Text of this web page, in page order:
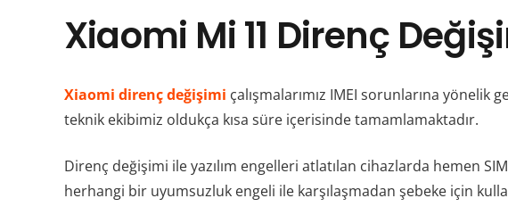
Xiaomi Mi 11 Direnç
Xiaomi direnç değişimi çalışmalarımız IMEI sorunlarına
teknik ekibimiz oldukça kısa süre içerisinde tamamlamaktadır.
Direnç değişimi ile yazılım engelleri atlatılan cihazlarda hemen
herhangi bir uyumsuzluk engeli ile karşılaşmadan şebeke için